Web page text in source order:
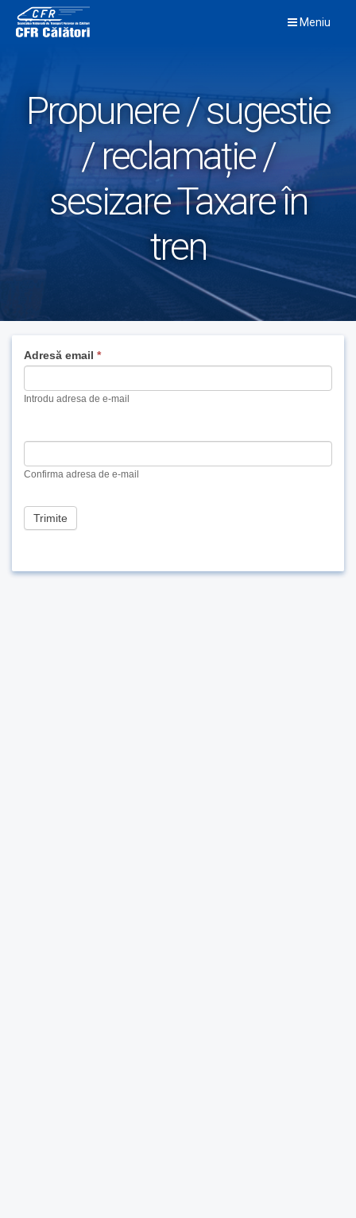
content
Meniu
Propunere / sugestie
/ reclamație /
sesizare Taxare în
tren
If
you
are
human,
blank.
Adresă email *
Introdu adresa de e-mail
Confirma adresa de e-mail
Trimite